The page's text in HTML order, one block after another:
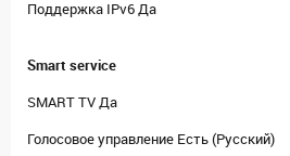
Поддержка IPv6 Да
Smart service
SMART TV Да
Голосовое управление Есть (Русский)